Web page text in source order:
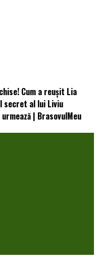
Cum a reușit Lia
secret al lui Liviu
| BrasovulMeu